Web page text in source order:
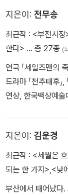
영화 <서편제>의
후 세종문화회관
로는 『꿈꾸는 광대
뷔, 이후 뮤지컬, 드
펼쳐 배우 김성녀로
씨와 함께 1986년
바람을 불러일으켰다. 2015년 현재 중앙대학교 예술대학
학부 교수이며, 「국
우리 시대의 진정
지은이: 전무송
최근작 : <부전시장
한다> … 총 27종 (
연극 「세일즈맨의 죽
드라마 「천추태후
연상, 한국백상예
지은이: 김운경
최근작 : <세월은
되는 한 가지>,<낮
부산에서 태어났다